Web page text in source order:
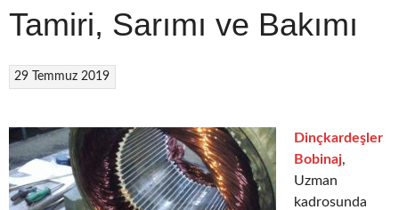
Tamiri, Sarımı ve Bakımı
29 Temmuz 2019
Dinçkardeşler
Bobinaj,
Uzman
kadrosunda